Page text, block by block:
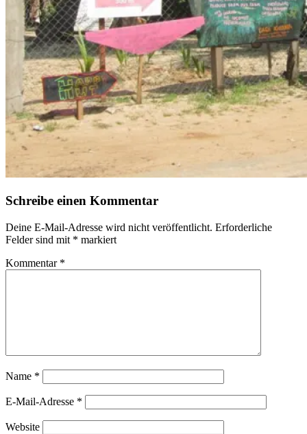
Schreibe einen Kommentar
Deine E-Mail-Adresse wird nicht veröffentlicht. Erforderliche
Felder sind mit * markiert
Kommentar *
Name *
E-Mail-Adresse *
Website